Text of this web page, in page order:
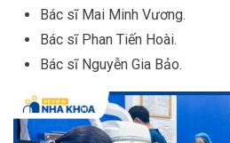
Bác sĩ Mai Minh Vương.
Bác sĩ Phan Tiến Hoài.
Bác sĩ Nguyễn Gia Bảo.